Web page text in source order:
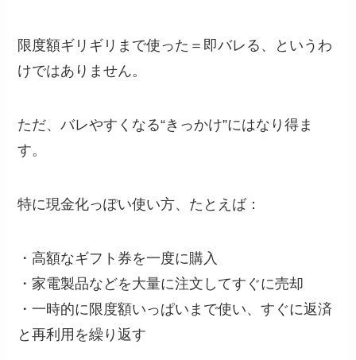
限度額ギリギリまで使った＝即バレる、というわ
けではありません。
ただ、バレやすくなる“きっかけ”にはなり得ま
す。
特に現金化っぽい使い方、たとえば：
・高額なギフト券を一度に購入
・家電製品などを大量に注文してすぐに売却
・一時的に限度額いっぱいまで使い、すぐに返済
と再利用を繰り返す